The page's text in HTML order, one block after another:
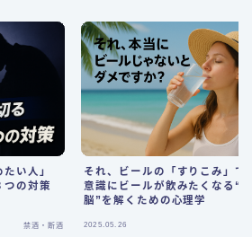
い人」
つの対策
禁酒・断酒
それ、ビールの「すりこみ」で
意識にビールが飲みたくなる“
脳”を解くための心理学
2025.05.26